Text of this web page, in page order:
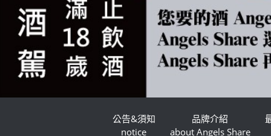
公告&須知
notice
品牌介紹
about Angels Share